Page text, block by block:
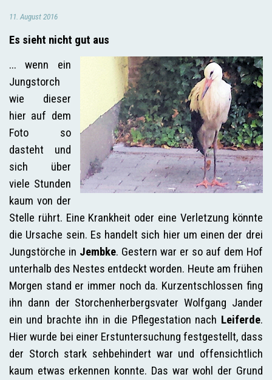
11. August 2016
Es sieht nicht gut aus
... wenn ein
Jungstorch
wie dieser
hier auf dem
Foto so
dasteht und
sich über
viele Stunden
kaum von der
Stelle rührt. Eine Krankheit oder eine Verletzung könnte
die Ursache sein. Es handelt sich hier um einen der drei
Jungstörche in Jembke. Gestern war er so auf dem Hof
unterhalb des Nestes entdeckt worden. Heute am frühen
Morgen stand er immer noch da. Kurzentschlossen fing
ihn dann der Storchenherbergsvater Wolfgang Jander
ein und brachte ihn in die Pflegestation nach Leiferde.
Hier wurde bei einer Erstuntersuchung festgestellt, dass
der Storch stark sehbehindert war und offensichtlich
kaum etwas erkennen konnte. Das war wohl der Grund